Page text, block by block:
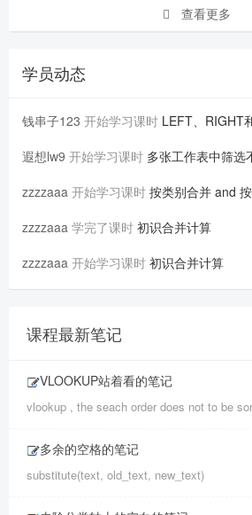
查看更多
学员动态
钱串子123 开始学习课时 LEFT、RIGHT
遐想lw9 开始学习课时 多张工作表中筛选
zzzzaaa 开始学习课时 按类别合并 and
zzzzaaa 学完了课时 初识合并计算
zzzzaaa 开始学习课时 初识合并计算
课程最新笔记
VLOOKUP站着看的笔记
vlookup , the seach order does not to be
多余的空格的笔记
substitute(text, old_text, new_text)